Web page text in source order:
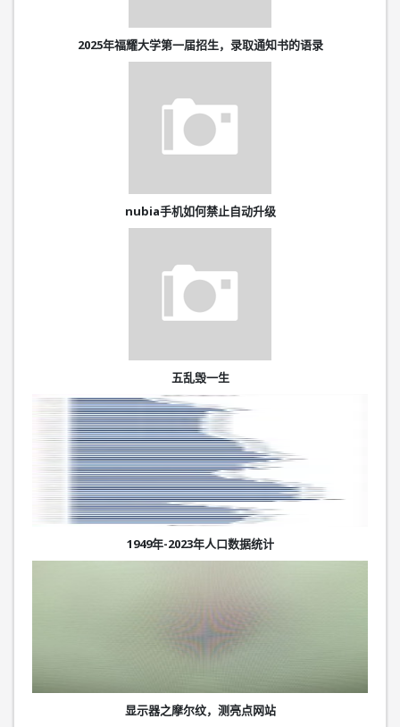
2025年福耀大学第一届招生，录取通知书的语录
nubia手机如何禁止自动升级
五乱毁一生
1949年-2023年人口数据统计
显示器之摩尔纹，测亮点网站